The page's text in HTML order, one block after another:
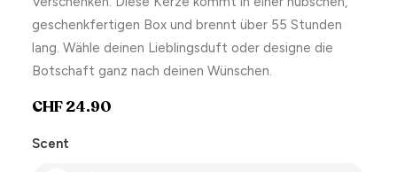
geschenkfertigen Box und brennt über 55 Stunden
lang. Wähle deinen Lieblingsduft oder designe die
Botschaft ganz nach deinen Wünschen.
CHF24.90
Scent